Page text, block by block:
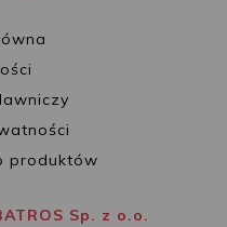
produktów
Sp. z o.o.